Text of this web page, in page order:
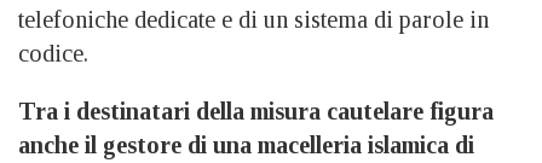
telefoniche dedicate e di un sistema di parole in
codice.
Tra i destinatari della misura cautelare figura
anche il gestore di una macelleria islamica di